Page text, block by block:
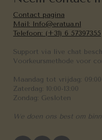
Contact pagina
Mail: Info@eratua.nl
Telefoon: (+31) 6 57397355
Support via live chat
Voorkeursmethode voor
Maandag tot vrijdag:
Zaterdag: 10:00-13:00
Zondag: Gesloten
We doen ons best om